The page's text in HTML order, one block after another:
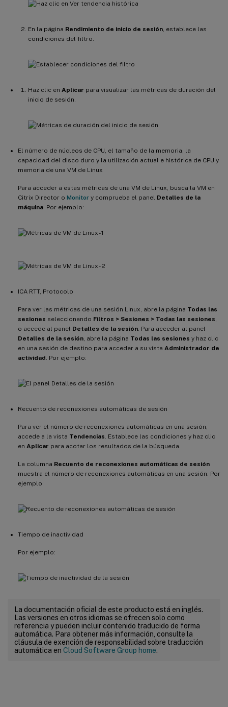
En la página Rendimiento de inicio de sesión , establece las
condiciones del filtro.
Haz clic en Aplicar para visualizar las métricas de duración del
inicio de sesión.
El número de núcleos de CPU, el tamaño de la memoria, la
capacidad del disco duro y la utilización actual e histórica de CPU y
memoria de una VM de Linux
Para acceder a estas métricas de una VM de Linux, busca la VM en
Citrix Director o Monitor y comprueba el panel Detalles de la
máquina . Por ejemplo:
ICA RTT, Protocolo
Para ver las métricas de una sesión Linux, abre la página Todas las
sesiones seleccionando Filtros > Sesiones > Todas las sesiones
o accede al panel Detalles de la sesión . Para acceder al panel
Detalles de la sesión , abre la página Todas las sesiones y haz clic
en una sesión de destino para acceder a su vista Administrador de
actividad . Por ejemplo:
Recuento de reconexiones automáticas de sesión
Para ver el número de reconexiones automáticas en una sesión,
accede a la vista Tendencias . Establece las condiciones y haz clic
en Aplicar para acotar los resultados de la búsqueda.
La columna Recuento de reconexiones automáticas de sesión
muestra el número de reconexiones automáticas en una sesión. Por
ejemplo:
Tiempo de inactividad
Por ejemplo:
La documentación oficial de este producto está en inglés.
Las versiones en otros idiomas se ofrecen solo como
referencia y pueden incluir contenido traducido de forma
automática. Para obtener más información, consulte la
cláusula de exención de responsabilidad sobre traducción
automática en Cloud Software Group home.